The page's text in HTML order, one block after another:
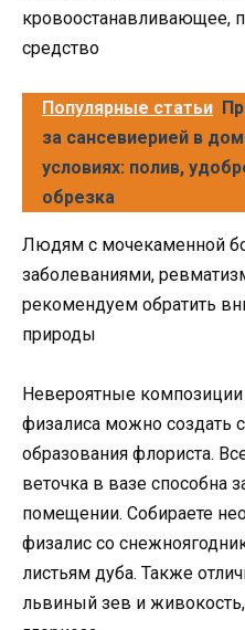
кровоостанавливающее,
средство
Популярные статьи
за сансевиерией в
условиях: полив,
обрезка
Людям с мочекаменной
заболеваниями,
рекомендуем обратить
природы
Невероятные
физалиса можно создать
образования флориста.
веточка в вазе способна
помещении. Собираете
физалис со
листьям дуба. Также
львиный зев и